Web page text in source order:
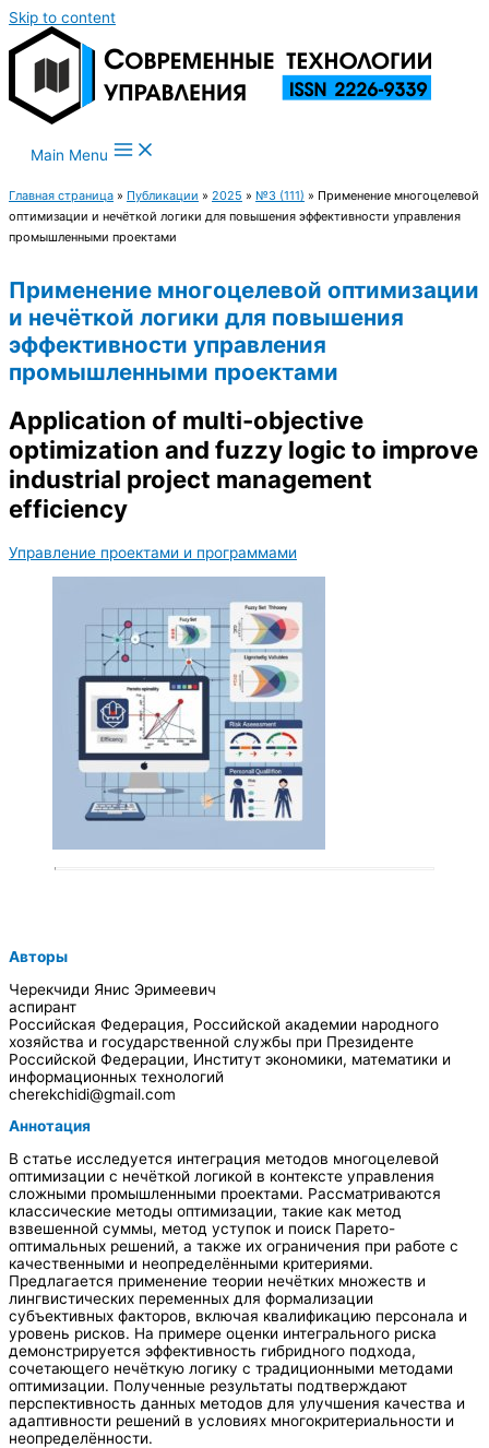
Skip to content
Main Menu
Главная страница » Публикации » 2025 » №3 (111) » Применение многоцелевой
оптимизации и нечёткой логики для повышения эффективности управления
промышленными проектами
Применение многоцелевой оптимизации
и нечёткой логики для повышения
эффективности управления
промышленными проектами
Application of multi-objective
optimization and fuzzy logic to improve
industrial project management
efficiency
Управление проектами и программами
Авторы
Черекчиди Янис Эримеевич
аспирант
Российская Федерация, Российской академии народного
хозяйства и государственной службы при Президенте
Российской Федерации, Институт экономики, математики и
информационных технологий
cherekchidi@gmail.com
Аннотация
В статье исследуется интеграция методов многоцелевой
оптимизации с нечёткой логикой в контексте управления
сложными промышленными проектами. Рассматриваются
классические методы оптимизации, такие как метод
взвешенной суммы, метод уступок и поиск Парето-
оптимальных решений, а также их ограничения при работе с
качественными и неопределёнными критериями.
Предлагается применение теории нечётких множеств и
лингвистических переменных для формализации
субъективных факторов, включая квалификацию персонала и
уровень рисков. На примере оценки интегрального риска
демонстрируется эффективность гибридного подхода,
сочетающего нечёткую логику с традиционными методами
оптимизации. Полученные результаты подтверждают
перспективность данных методов для улучшения качества и
адаптивности решений в условиях многокритериальности и
неопределённости.